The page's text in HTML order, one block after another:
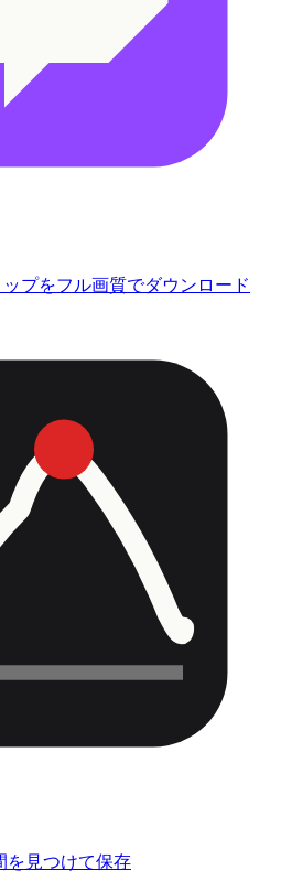
プをフル画質でダウンロード
を見つけて保存